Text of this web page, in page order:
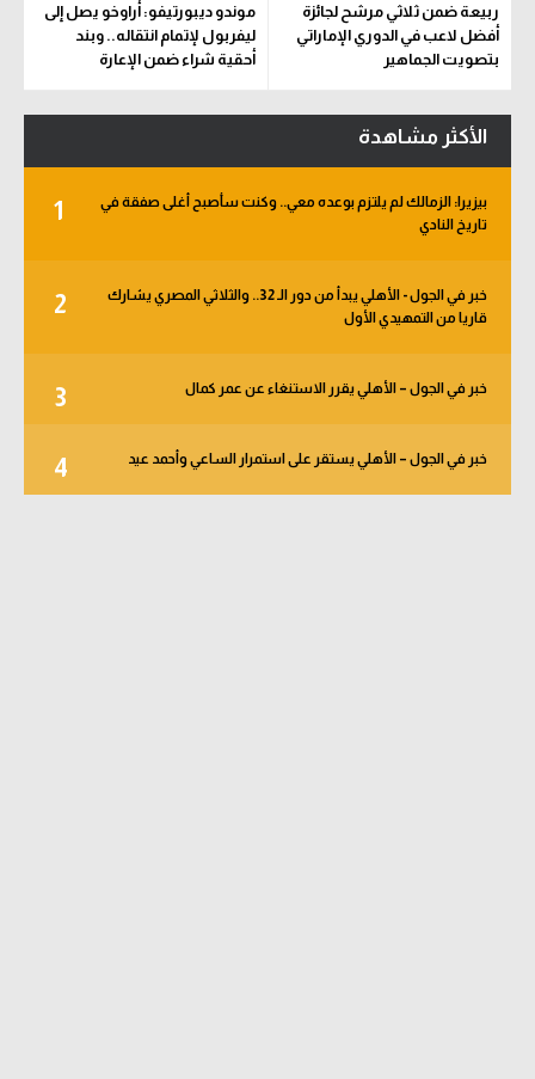
ربيعة ضمن ثلاثي مرشح لجائزة
أفضل لاعب في الدوري الإماراتي
بتصويت الجماهير
موندو ديبورتيفو: أراوخو يصل إلى
ليفربول لإتمام انتقاله.. وبند
أحقية شراء ضمن الإعارة
الأكثر مشاهدة
1
بيزيرا: الزمالك لم يلتزم بوعده معي.. وكنت سأصبح أغلى صفقة في
تاريخ النادي
2
خبر في الجول - الأهلي يبدأ من دور الـ 32.. والثلاثي المصري يشارك
قاريا من التمهيدي الأول
3 خبر في الجول – الأهلي يقرر الاستنغاء عن عمر كمال
4 خبر في الجول – الأهلي يستقر على استمرار الساعي وأحمد عيد